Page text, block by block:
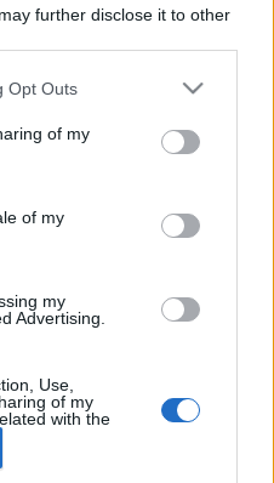
further disclose it to other
uses one or more Google
behaviour. You may click to
and its third-party tags to
purposes in below Google
Opt Outs
of my
of my
my
Advertising.
Use,
of my
with the